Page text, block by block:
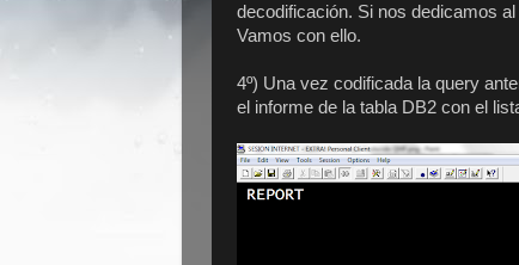
decodificación. Si nos dedicamos
Vamos con ello.
4º) Una vez codificada la query
el informe de la tabla DB2 con el